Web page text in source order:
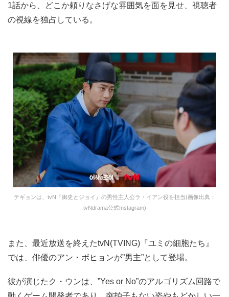
1話から、どこか頼りなさげな雰囲気を面を見せ、視聴者
の視線を独占している。
テギョンは、tvN『御史とジョイ』の男性主人公ラ・イアン役を担当(画像出典：
tvNdrama公式Instagram)
また、最近放送を終えたtvN(TVING)『ユミの細胞たち』
では、俳優のアン・ボヒョンが”男主”として登場。
彼が演じたク・ウンは、”Yes or No”のアルゴリズム回路で